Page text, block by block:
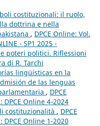
costituzionali: il ruolo,
dottrina e nella
, DPCE Online: Vol.
- SP1 2025 -
poteri politici. Riflessioni
di R. Tarchi
lingüísticas en la
de las lenguas
, DPCE
DPCE Online 4-2024
costituzionalità , DPCE
Online 1-2020